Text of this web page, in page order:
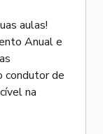
aulas!
Anual e
condutor de
na